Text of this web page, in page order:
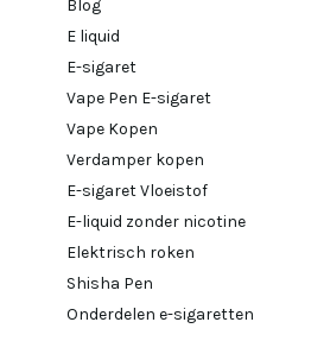
Blog
E liquid
E-sigaret
Vape Pen E-sigaret
Vape Kopen
Verdamper kopen
E-sigaret Vloeistof
E-liquid zonder nicotine
Elektrisch roken
Shisha Pen
Onderdelen e-sigaretten